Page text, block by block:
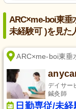
ARC×me-boi東垂
未経験可 )を見た
ARC×me-boi東垂
デイサー
鍼灸師
日勤専従/未